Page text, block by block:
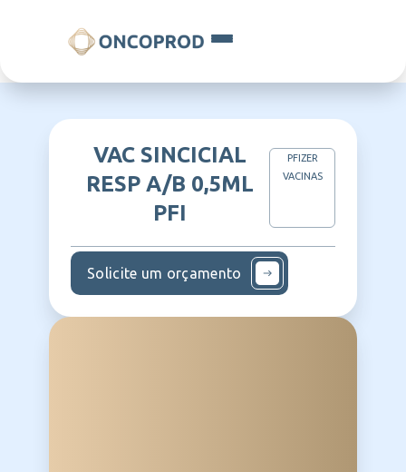
VAC SINCICIAL
RESP A/B 0,5ML
PFI
PFIZER
VACINAS
Solicite um orçamento